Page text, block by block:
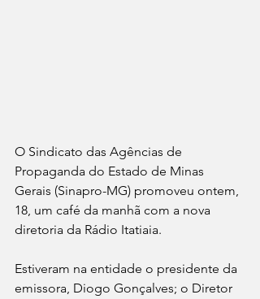
O Sindicato das Agências de
Propaganda do Estado de Minas
Gerais (Sinapro-MG) promoveu ontem,
18, um café da manhã com a nova
diretoria da Rádio Itatiaia.
Estiveram na entidade o presidente da
emissora, Diogo Gonçalves; o Diretor